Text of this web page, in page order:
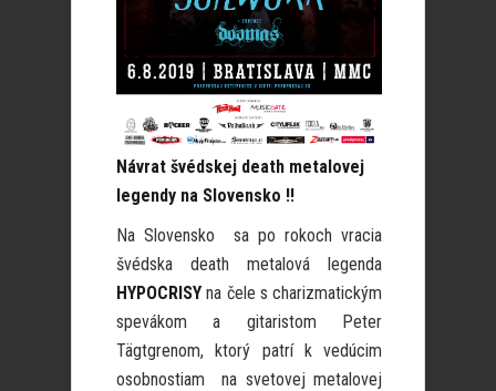
Návrat švédskej death metalovej
legendy na Slovensko !!
Na Slovensko sa po rokoch vracia
švédska death metalová legenda
HYPOCRISYna čele s charizmatickým
spevákom a gitaristom Peter
Tägtgrenom, ktorý patrí k vedúcim
osobnostiam na svetovej metalovej